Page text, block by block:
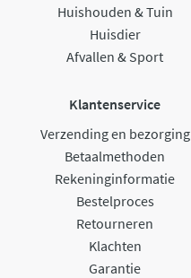
Huishouden & Tuin
Huisdier
Afvallen & Sport
Klantenservice
Verzending en bezorging
Betaalmethoden
Rekeninginformatie
Bestelproces
Retourneren
Klachten
Garantie